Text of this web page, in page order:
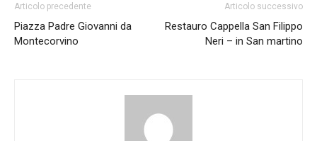
Articolo precedente
Piazza Padre Giovanni da
Montecorvino
Articolo successivo
Restauro Cappella San Filippo
Neri – in San martino